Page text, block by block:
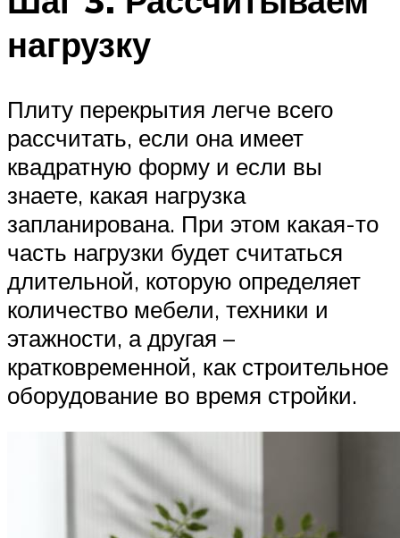
нагрузку
Плиту перекрытия легче всего
рассчитать, если она имеет
квадратную форму и если вы
знаете, какая нагрузка
запланирована. При этом какая-то
часть нагрузки будет считаться
длительной, которую определяет
количество мебели, техники и
этажности, а другая –
кратковременной, как строительное
оборудование во время стройки.